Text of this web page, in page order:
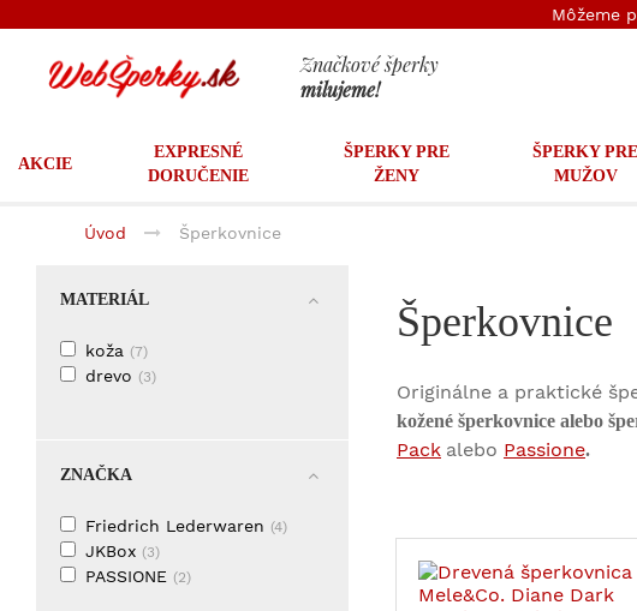
Môžeme
Značkové šperky
milujeme!
AKCIE
EXPRESNÉ
DORUČENIE
ŠPERKY PRE
ŽENY
ŠPERKY PRE
MUŽOV
Úvod Šperkovnice
MATERIÁL
koža (7)
drevo (3)
ZNAČKA
Friedrich Lederwaren (4)
JKBox (3)
PASSIONE (2)
Šperkovnice
Originálne a praktické
kožené šperkovnice alebo
Pack alebo Passione.